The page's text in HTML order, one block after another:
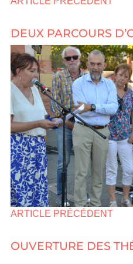
DEUX PARCOURS
ARTICLE PRÉCÉDENT
OUVERTURE DES